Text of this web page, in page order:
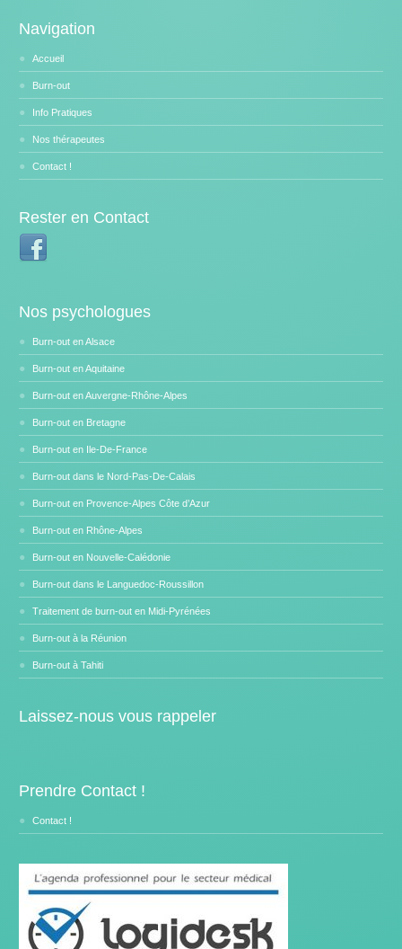
Navigation
Accueil
Burn-out
Info Pratiques
Nos thérapeutes
Contact !
Rester en Contact
Nos psychologues
Burn-out en Alsace
Burn-out en Aquitaine
Burn-out en Auvergne-Rhône-Alpes
Burn-out en Bretagne
Burn-out en Ile-De-France
Burn-out dans le Nord-Pas-De-Calais
Burn-out en Provence-Alpes Côte d’Azur
Burn-out en Rhône-Alpes
Burn-out en Nouvelle-Calédonie
Burn-out dans le Languedoc-Roussillon
Traitement de burn-out en Midi-Pyrénées
Burn-out à la Réunion
Burn-out à Tahiti
Laissez-nous vous rappeler
Prendre Contact !
Contact !